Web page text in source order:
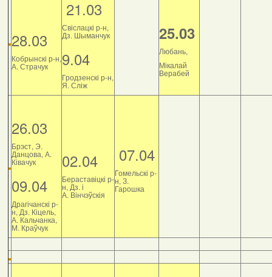
28.03
Кобрынскі р-н,
А. Страчук
21.03
Свіслацкі р-н,
Дз. Шыманчук
9.04
Гродзенскі р-н,
Я. Сліж
25.03
Любань,
Мікалай
Верабей
26.03
Брэст, Э.
Данцова, А.
Ківачук
09.04
Драгічанскі р-
н, Дз. Кіцель,
А. Кальчанка,
М. Краўчук
02.04
Бераставіцкі р-
н, Дз. і
А. Вінчэўскія
07.04
Гомельскі р-
н, З.
Гарошка